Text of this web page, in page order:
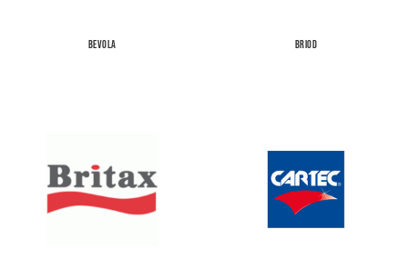
BEVOLA BRIOD